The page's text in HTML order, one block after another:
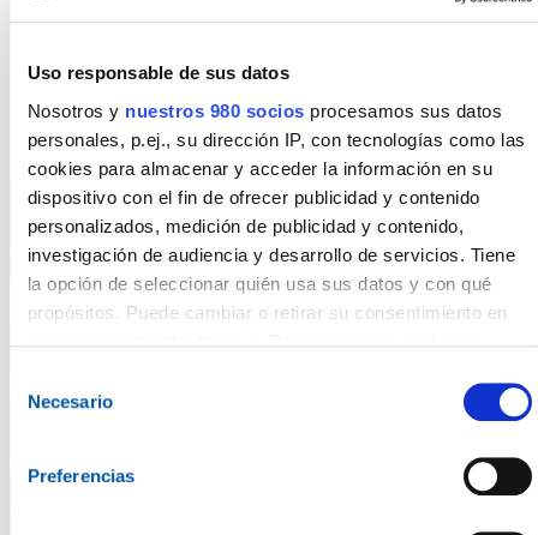
Uso responsable de sus datos
Nosotros y nuestros 980 socios procesamos sus datos
personales, p.ej., su dirección IP, con tecnologías como las
cookies para almacenar y acceder la información en su
dispositivo con el fin de ofrecer publicidad y contenido
personalizados, medición de publicidad y contenido,
investigación de audiencia y desarrollo de servicios. Tiene
la opción de seleccionar quién usa sus datos y con qué
propósitos. Puede cambiar o retirar su consentimiento en
Obtenga más información sobre cómo se procesan sus
datos personales y establezca sus preferencias en la
sección de datos
Necesario
Preferencias